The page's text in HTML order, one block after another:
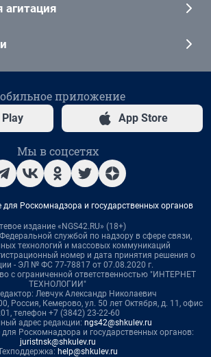
приложение
App Store
Мы в соцсетях
Роскомнадзора и государственных органов
издание «NGS42.RU» (18+)
службой по надзору в сфере связи,
технологий и массовых коммуникаций
номер и дата принятия решения о
- ЭЛ № ФС 77-78817 от 07.08.2020 г.
с ограниченной ответственностью "ИНТЕРНЕТ
ТЕХНОЛОГИИ"
Левчук Александр Николаевич
Россия, Кемерово, ул. 50 лет Октября, д. 11, офис
телефон +7 (3842) 23-22-60
адрес редакции: ngs42@shkulev.ru
Роскомнадзора и государственных органов:
juristnsk@shkulev.ru
help@shkulev.ru